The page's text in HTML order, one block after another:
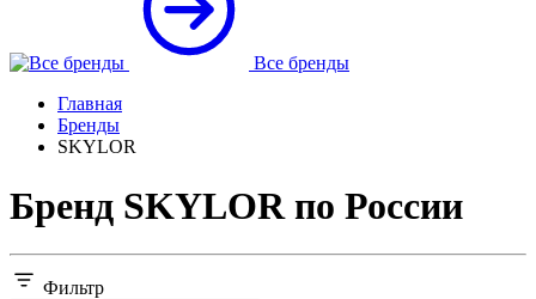
Все бренды
Главная
Бренды
SKYLOR
Бренд SKYLOR по России
Фильтр